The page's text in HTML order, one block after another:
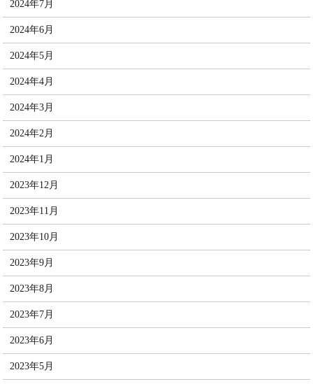
2024年7月
2024年6月
2024年5月
2024年4月
2024年3月
2024年2月
2024年1月
2023年12月
2023年11月
2023年10月
2023年9月
2023年8月
2023年7月
2023年6月
2023年5月